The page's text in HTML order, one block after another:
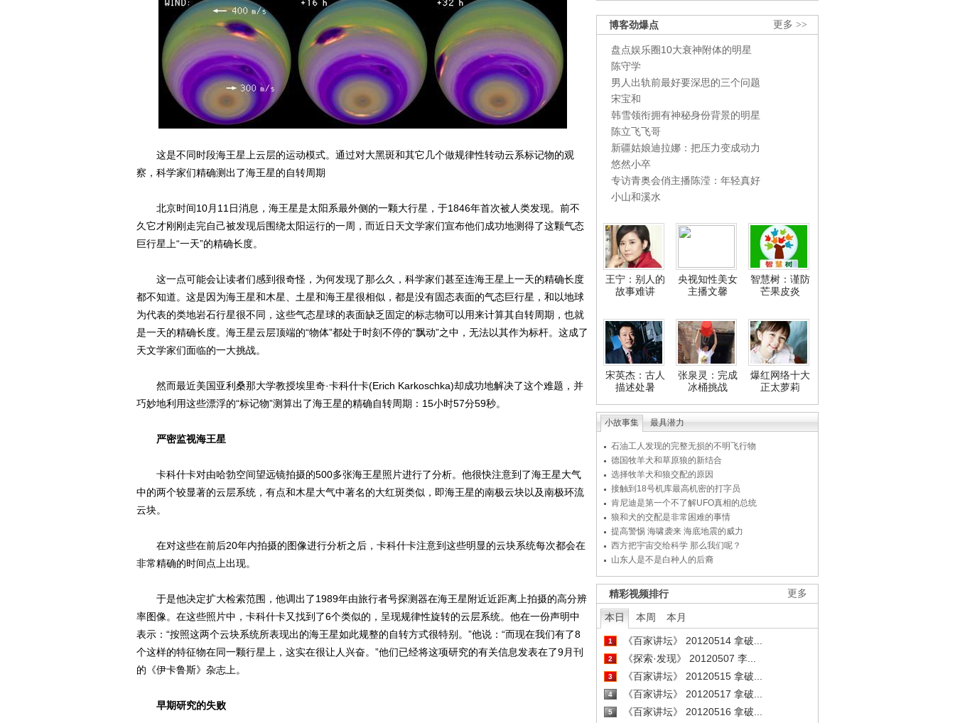
更多 >>
博客劲爆点
盘点娱乐圈10大衰神附体的明星
陈守学
男人出轨前最好要深思的三个问题
宋宝和
韩雪领衔拥有神秘身份背景的明星
陈立飞飞哥
新疆姑娘迪拉娜：把压力变成动力
悠然小卒
专访青奥会俏主播陈滢：年轻真好
小山和溪水
王宁：别人的
故事难讲
央视知性美女
主播文馨
智慧树：谨防
芒果皮炎
宋英杰：古人
描述处暑
张泉灵：完成
冰桶挑战
爆红网络十大
正太萝莉
小故事集 最具潜力
石油工人发现的完整无损的不明飞行物
德国牧羊犬和草原狼的新结合
选择牧羊犬和狼交配的原因
接触到18号机库最高机密的打字员
肯尼迪是第一个不了解UFO真相的总统
狼和犬的交配是非常困难的事情
提高警惕 海啸袭来 海底地震的威力
西方把宇宙交给科学 那么我们呢？
山东人是不是白种人的后裔
更多
精彩视频排行
本日 本周 本月
1 《百家讲坛》 20120514 拿破...
2 《探索·发现》 20120507 李...
3 《百家讲坛》 20120515 拿破...
4 《百家讲坛》 20120517 拿破...
5 《百家讲坛》 20120516 拿破...
这是不同时段海王星上云层的运动模式。通过对大黑斑和其它几个做规律性转动云系标记物的观
察，科学家们精确测出了海王星的自转周期
北京时间10月11日消息，海王星是太阳系最外侧的一颗大行星，于1846年首次被人类发现。前不
久它才刚刚走完自己被发现后围绕太阳运行的一周，而近日天文学家们宣布他们成功地测得了这颗气态
巨行星上“一天”的精确长度。
这一点可能会让读者们感到很奇怪，为何发现了那么久，科学家们甚至连海王星上一天的精确长度
都不知道。这是因为海王星和木星、土星和海王星很相似，都是没有固态表面的气态巨行星，和以地球
为代表的类地岩石行星很不同，这些气态星球的表面缺乏固定的标志物可以用来计算其自转周期，也就
是一天的精确长度。海王星云层顶端的“物体”都处于时刻不停的“飘动”之中，无法以其作为标杆。这成了
天文学家们面临的一大挑战。
然而最近美国亚利桑那大学教授埃里奇·卡科什卡(Erich Karkoschka)却成功地解决了这个难题，并
巧妙地利用这些漂浮的“标记物”测算出了海王星的精确自转周期：15小时57分59秒。
严密监视海王星
卡科什卡对由哈勃空间望远镜拍摄的500多张海王星照片进行了分析。他很快注意到了海王星大气
中的两个较显著的云层系统，有点和木星大气中著名的大红斑类似，即海王星的南极云块以及南极环流
云块。
在对这些在前后20年内拍摄的图像进行分析之后，卡科什卡注意到这些明显的云块系统每次都会在
非常精确的时间点上出现。
于是他决定扩大检索范围，他调出了1989年由旅行者号探测器在海王星附近近距离上拍摄的高分辨
率图像。在这些照片中，卡科什卡又找到了6个类似的，呈现规律性旋转的云层系统。他在一份声明中
表示：“按照这两个云块系统所表现出的海王星如此规整的自转方式很特别。”他说：“而现在我们有了8
个这样的特征物在同一颗行星上，这实在很让人兴奋。”他们已经将这项研究的有关信息发表在了9月刊
的《伊卡鲁斯》杂志上。
早期研究的失败